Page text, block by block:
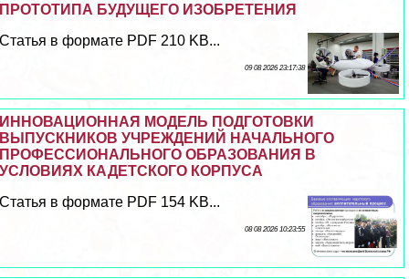
ПРОТОТИПА БУДУЩЕГО ИЗОБРЕТЕНИЯ
Статья в формате PDF 210 KB...
09 08 2026 23:17:38
ИННОВАЦИОННАЯ МОДЕЛЬ ПОДГОТОВКИ
ВЫПУСКНИКОВ УЧРЕЖДЕНИЙ НАЧАЛЬНОГО
ПРОФЕССИОНАЛЬНОГО ОБРАЗОВАНИЯ В
УСЛОВИЯХ КАДЕТСКОГО КОРПУСА
Статья в формате PDF 154 KB...
08 08 2026 10:23:55